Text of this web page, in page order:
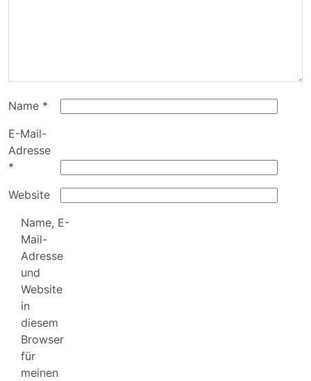
Name *
E-Mail-
Adresse
*
Website
Name, E-
Mail-
Adresse
und
Website
in
diesem
Browser
für
meinen